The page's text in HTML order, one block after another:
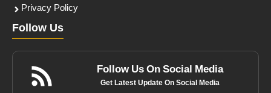
Privacy Policy
Follow Us
Follow Us On Social Media
Get Latest Update On Social Media